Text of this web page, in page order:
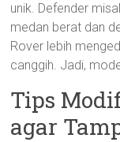
unik. Defender
medan berat dan
Rover lebih
canggih. Jadi,
Tips
agar